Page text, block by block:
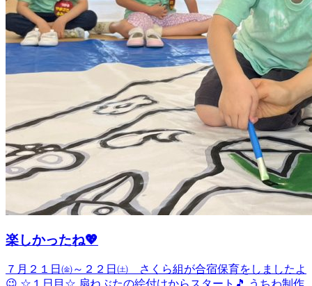
楽しかったね💖
７月２１日㈮～２２日㈯ さくら組が合宿保育をしましたよ
😉 ☆１日目☆ 扇ねぶたの絵付けからスタート🎵 うちわ制作